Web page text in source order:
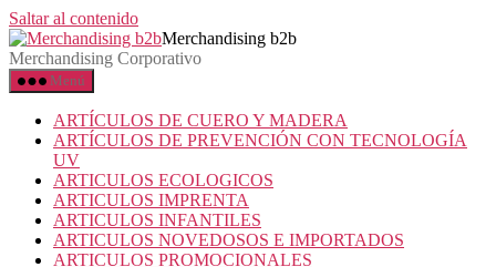
Saltar al contenido
Merchandising b2b
Merchandising Corporativo
Menú
ARTÍCULOS DE CUERO Y MADERA
ARTÍCULOS DE PREVENCIÓN CON TECNOLOGÍA
UV
ARTICULOS ECOLOGICOS
ARTICULOS IMPRENTA
ARTICULOS INFANTILES
ARTICULOS NOVEDOSOS E IMPORTADOS
ARTICULOS PROMOCIONALES